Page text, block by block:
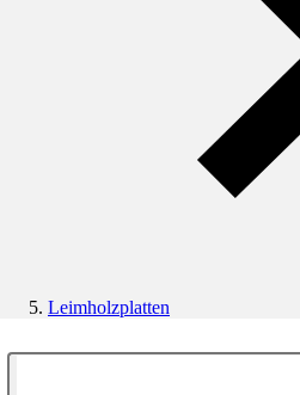
Leimholzplatten